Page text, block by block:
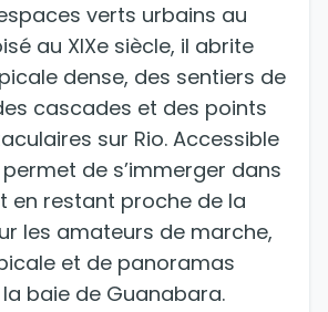
verts urbains au
au XIXe siècle, il abrite
dense, des sentiers de
cascades et des points
sur Rio. Accessible
de s’immerger dans
en restant proche de la
les amateurs de marche,
et de panoramas
baie de Guanabara.